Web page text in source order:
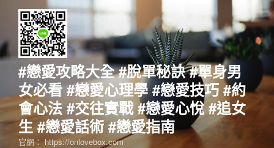
要
#戀愛攻略大全 #脫單秘訣 #單身男
女必看 #戀愛心理學 #戀愛技巧 #約
會心法 #交往實戰 #戀愛心悅 #追女
生 #戀愛話術 #戀愛指南
官網： https://onlovebox.com